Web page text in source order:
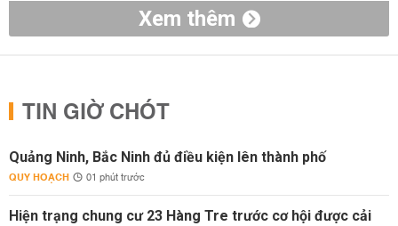
Xem thêm
TIN GIỜ CHÓT
Quảng Ninh, Bắc Ninh đủ điều kiện lên thành phố
QUY HOẠCH 01 phút trước
Hiện trạng chung cư 23 Hàng Tre trước cơ hội được cải